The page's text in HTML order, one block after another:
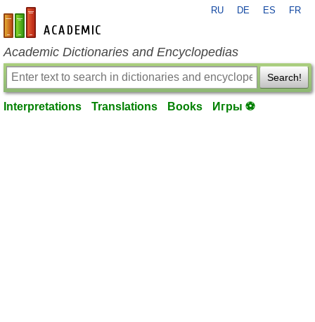
en-academic.com
RU DE ES FR
Academic Dictionaries and Encyclopedias
Search!
Interpretations Translations Books Игры ⚽